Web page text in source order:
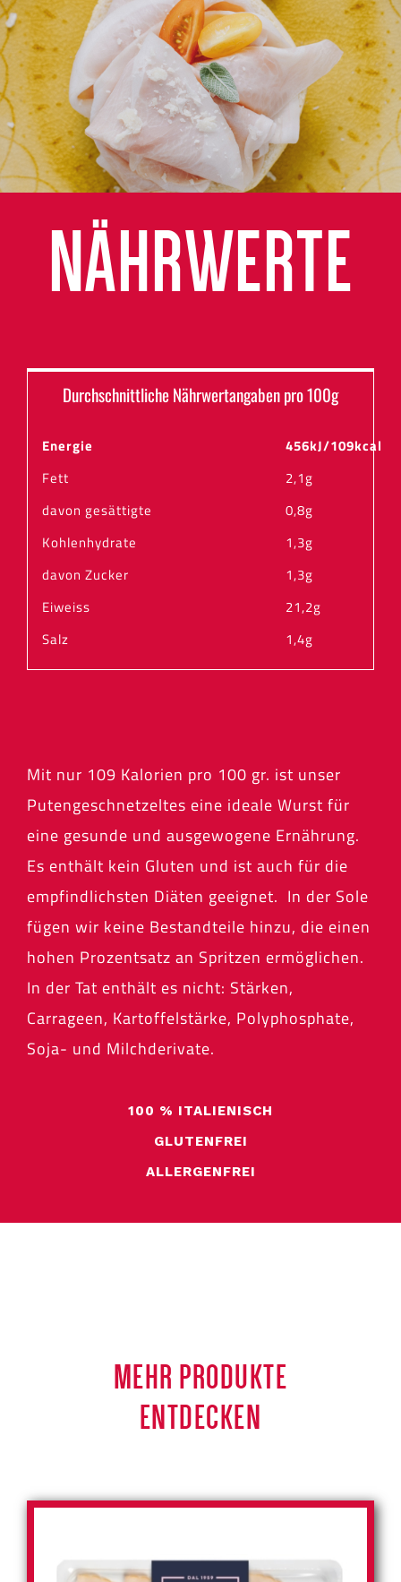
NÄHRWERTE
Durchschnittliche Nährwertangaben pro 100g
Energie 456kJ/109kcal
Fett
2,1g
davon gesättigte
0,8g
Kohlenhydrate
1,3g
davon Zucker
1,3g
Eiweiss
21,2g
Salz
1,4g
Mit nur 109 Kalorien pro 100 gr. ist unser
Putengeschnetzeltes eine ideale Wurst für
eine gesunde und ausgewogene Ernährung.
Es enthält kein Gluten und ist auch für die
empfindlichsten Diäten geeignet. In der Sole
fügen wir keine Bestandteile hinzu, die einen
hohen Prozentsatz an Spritzen ermöglichen.
In der Tat enthält es nicht: Stärken,
Carrageen, Kartoffelstärke, Polyphosphate,
Soja- und Milchderivate.
100 % ITALIENISCH
GLUTENFREI
ALLERGENFREI
MEHR PRODUKTE
ENTDECKEN